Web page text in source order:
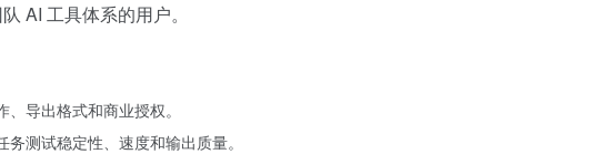
AI 工具体系的用户。
导出格式和商业授权。
测试稳定性、速度和输出质量。